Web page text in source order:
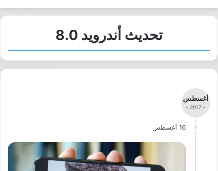
تحديث أندرويد 8.0
أغسطس
- 2017 -
16 أغسطس